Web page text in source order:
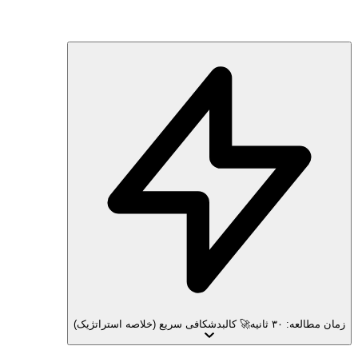
زمان مطالعه: ۳۰ ثانیه 🚀 کالبدشکافی سریع (خلاصه استراتژیک)